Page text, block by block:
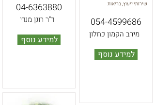
שירותי ייעוץ, בריאות
054-4599686
מירב הקמון כחלון
למידע נוסף
04-6363880
ד"ר רונן מנדי
למידע נוסף